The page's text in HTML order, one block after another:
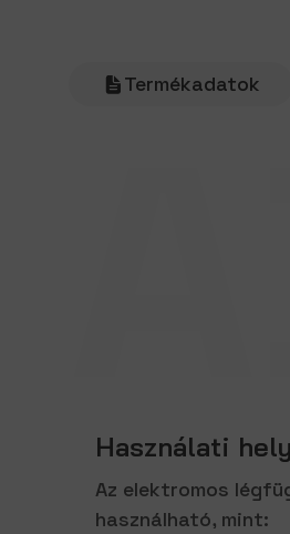
Termékadatok
Használati hely
Az elektromos
használható, mint: